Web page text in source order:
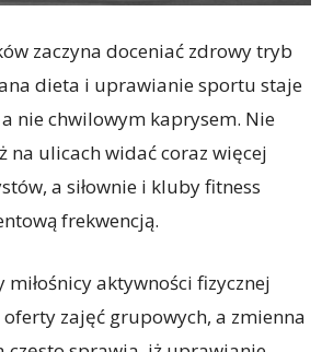
zaczyna doceniać zdrowy tryb
dieta i uprawianie sportu staje
nie chwilowym kaprysem. Nie
na ulicach widać coraz więcej
a siłownie i kluby fitness
frekwencją.
miłośnicy aktywności fizycznej
oferty zajęć grupowych, a zmienna